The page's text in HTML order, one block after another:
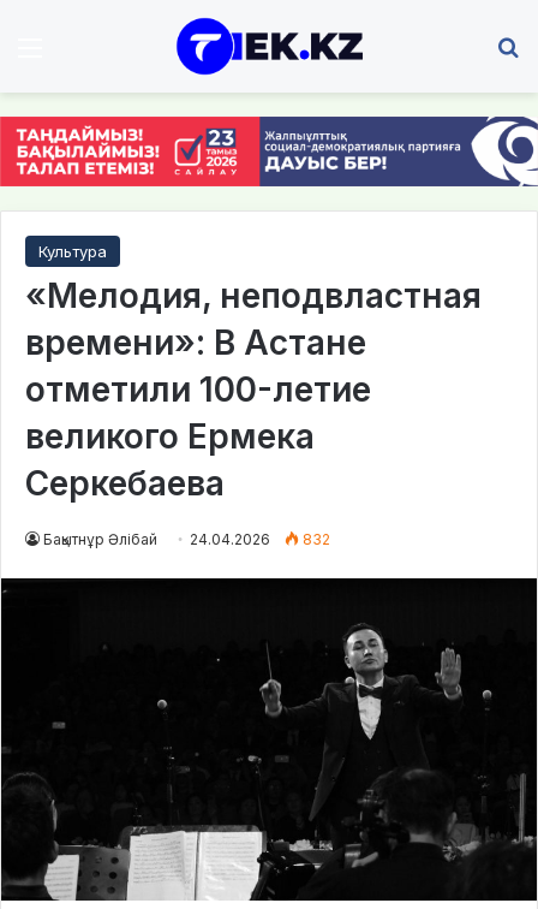
Культура
«Мелодия, неподвластная
времени»: В Астане
отметили 100-летие
великого Ермека
Серкебаева
Бақытнұр Әлібай 24.04.2026 832